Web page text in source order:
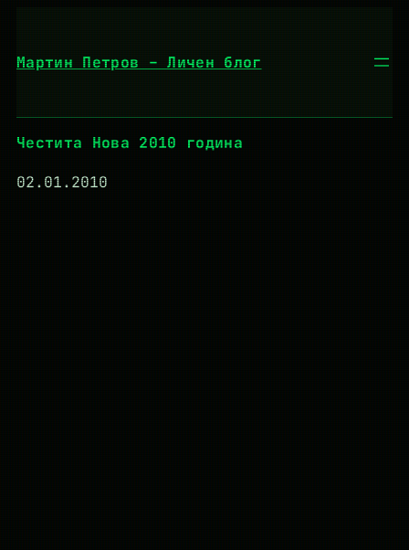
Мартин Петров – Личен блог
Честита Нова 2010 година
02.01.2010